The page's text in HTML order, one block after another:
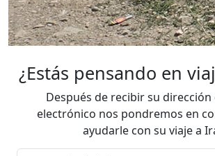
¿Estás pensando en
Después de recibir su
electrónico nos pondremos en
ayudarle con su viaje a